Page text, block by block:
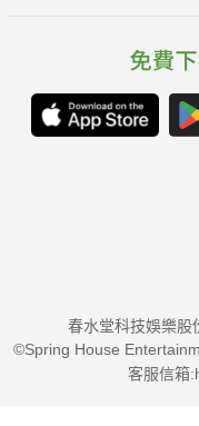
春水堂科技娛樂股
©Spring House
客服信箱